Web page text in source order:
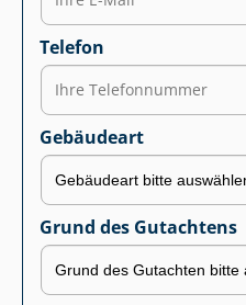
Telefon
Gebäudeart
Grund des Gutachtens